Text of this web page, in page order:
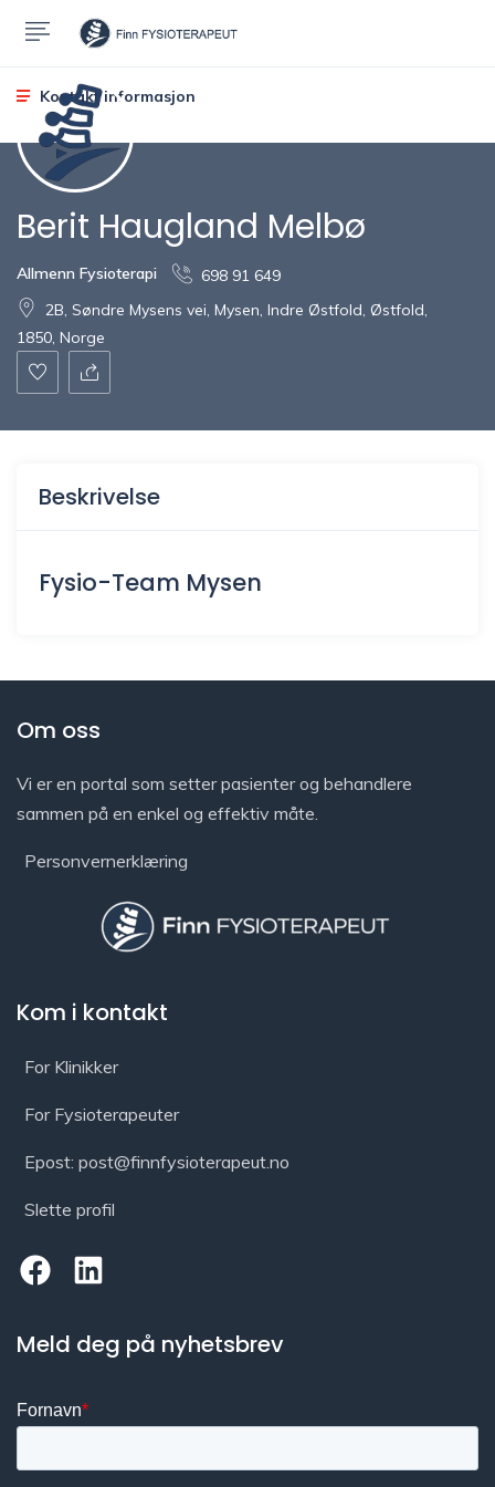
Kontakt informasjon
Berit Haugland Melbø
Allmenn Fysioterapi
698 91 649
2B, Søndre Mysens vei, Mysen, Indre Østfold, Østfold,
1850, Norge
Beskrivelse
Fysio-Team Mysen
Om oss
Vi er en portal som setter pasienter og behandlere
sammen på en enkel og effektiv måte.
Personvernerklæring
Kom i kontakt
For Klinikker
For Fysioterapeuter
Epost: post@finnfysioterapeut.no
Slette profil
Meld deg på nyhetsbrev